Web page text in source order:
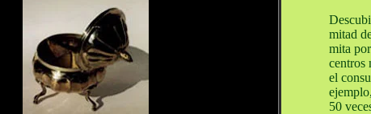
mitad
mita
centros
el
50